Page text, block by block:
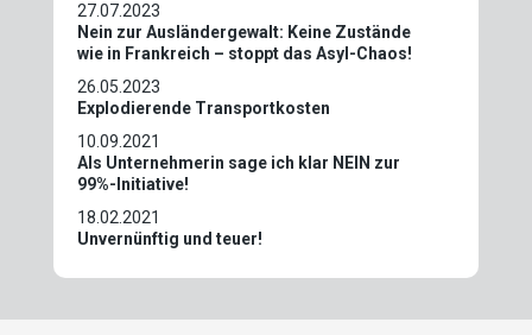
27.07.2023
Nein zur Ausländergewalt: Keine Zustände
wie in Frankreich – stoppt das Asyl-Chaos!
26.05.2023
Explodierende Transportkosten
10.09.2021
Als Unternehmerin sage ich klar NEIN zur
99%-Initiative!
18.02.2021
Unvernünftig und teuer!